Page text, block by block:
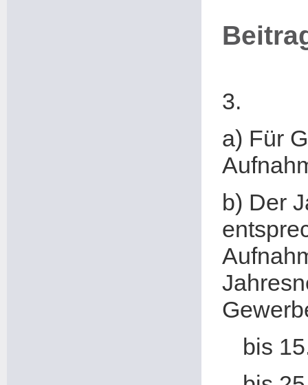
3.
a) Für
b) Der
bis